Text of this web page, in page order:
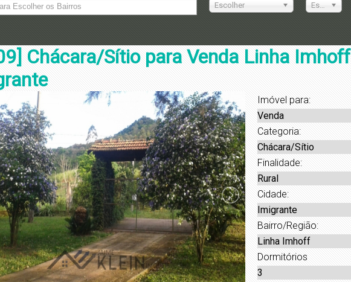
Escolher Escolher
Chácara/Sítio para Venda Linha Imhoff
Imóvel para:
Venda
Categoria:
Chácara/Sítio
Finalidade:
Rural
Cidade:
Imigrante
Bairro/Região:
Linha Imhoff
Dormitórios
3